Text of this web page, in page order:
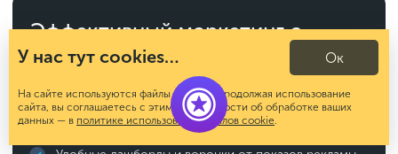
Эффективный маркетинг с
Calltouch
Анализируйте весь маркетинг и продажи в одном
окне
У нас тут cookies…
На сайте используются файлы cookies. Продолжая использование
сайта, вы соглашаетесь с этим. Подробности об обработке ваших
данных — в политике использования файлов cookie.
Ок